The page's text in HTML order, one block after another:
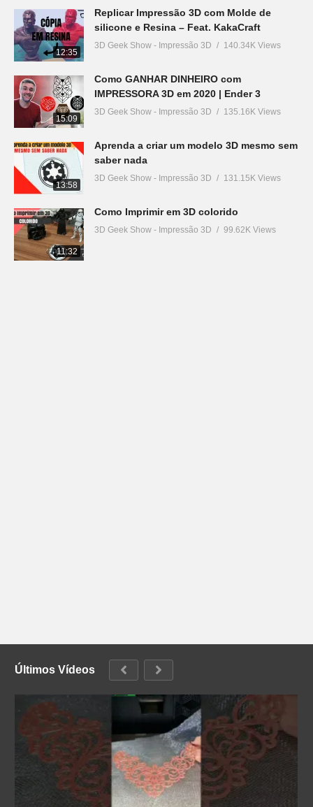
12:35
Replicar Impressão 3D com Molde de
silicone e Resina – Feat. KakaCraft
3D Geek Show - Impressão 3D 140.34K Views
15:09
Como GANHAR DINHEIRO com
IMPRESSORA 3D em 2020 | Ender 3
3D Geek Show - Impressão 3D 135.16K Views
13:58
Aprenda a criar um modelo 3D mesmo sem
saber nada
3D Geek Show - Impressão 3D 131.15K Views
11:32
Como Imprimir em 3D colorido
3D Geek Show - Impressão 3D 99.62K Views
Últimos Vídeos